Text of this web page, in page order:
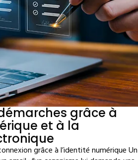
grâce à
et à la
grâce à l’identité numérique Un